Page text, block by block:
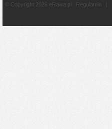
© Copyright 2026 eRawa.pl Regulamin |